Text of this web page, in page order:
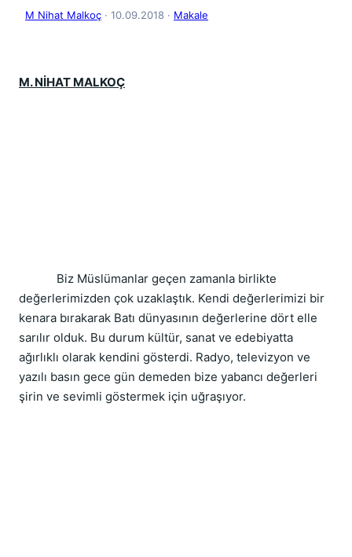
M Nihat Malkoç · 10.09.2018 · Makale
M. NİHAT MALKOÇ
Biz Müslümanlar geçen zamanla birlikte
değerlerimizden çok uzaklaştık. Kendi değerlerimizi bir
kenara bırakarak Batı dünyasının değerlerine dört elle
sarılır olduk. Bu durum kültür, sanat ve edebiyatta
ağırlıklı olarak kendini gösterdi. Radyo, televizyon ve
yazılı basın gece gün demeden bize yabancı değerleri
şirin ve sevimli göstermek için uğraşıyor.